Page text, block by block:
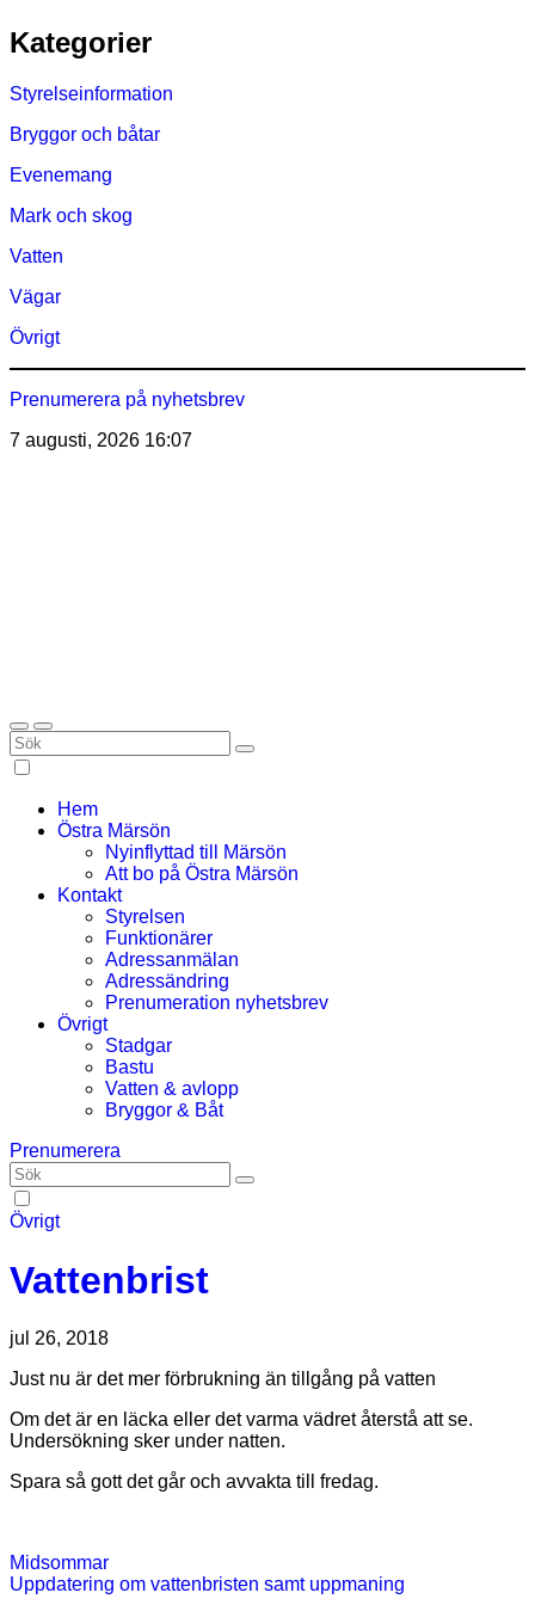
Hoppa
till
Kategorier
Styrelseinformation
Bryggor och båtar
Evenemang
Mark och skog
Vatten
Vägar
Övrigt
Prenumerera på nyhetsbrev
7 augusti, 2026 16:07
Hem
Östra Märsön
Nyinflyttad till Märsön
Att bo på Östra Märsön
Kontakt
Styrelsen
Funktionärer
Adressanmälan
Adressändring
Prenumeration nyhetsbrev
Övrigt
Stadgar
Bastu
Vatten & avlopp
Bryggor & Båt
Prenumerera
Övrigt
Vattenbrist
jul 26, 2018
Just nu är det mer förbrukning än tillgång på vatten
Om det är en läcka eller det varma vädret återstå att se.
Undersökning sker under natten.
Spara så gott det går och avvakta till fredag.
Inläggsnavigering
Midsommar
Uppdatering om vattenbristen samt uppmaning